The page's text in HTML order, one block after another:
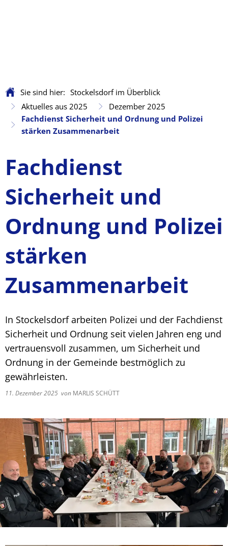
Sie sind hier: Stockelsdorf im Überblick
Aktuelles aus 2025
Dezember 2025
Fachdienst Sicherheit und Ordnung und Polizei
stärken Zusammenarbeit
Fachdienst
Sicherheit und
Ordnung und Polizei
stärken
Zusammenarbeit
In Stockelsdorf arbeiten Polizei und der Fachdienst
Sicherheit und Ordnung seit vielen Jahren eng und
vertrauensvoll zusammen, um Sicherheit und
Ordnung in der Gemeinde bestmöglich zu
gewährleisten.
11. Dezember 2025 von MARLIS SCHÜTT